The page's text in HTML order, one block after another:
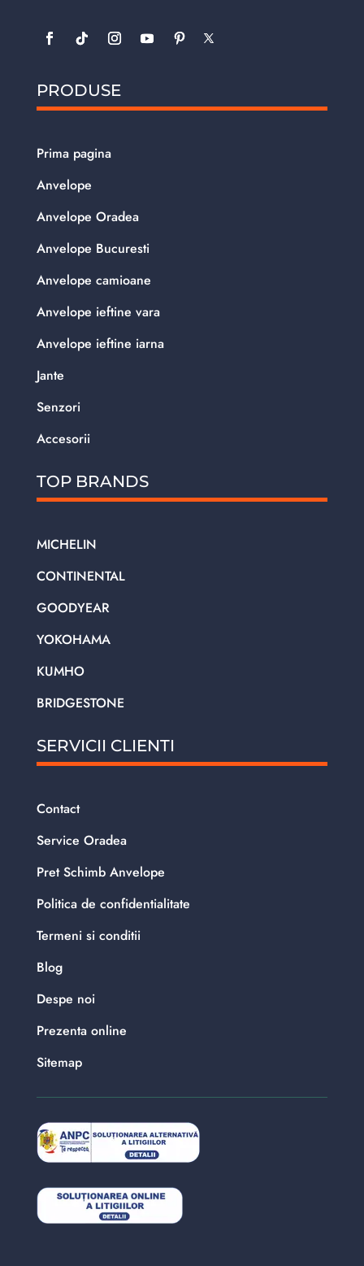
PRODUSE
Prima pagina
Anvelope
Anvelope Oradea
Anvelope Bucuresti
Anvelope camioane
Anvelope ieftine vara
Anvelope ieftine iarna
Jante
Senzori
Accesorii
TOP BRANDS
MICHELIN
CONTINENTAL
GOODYEAR
YOKOHAMA
KUMHO
BRIDGESTONE
SERVICII CLIENTI
Contact
Service Oradea
Pret Schimb Anvelope
Politica de confidentialitate
Termeni si conditii
Blog
Despe noi
Prezenta online
Sitemap